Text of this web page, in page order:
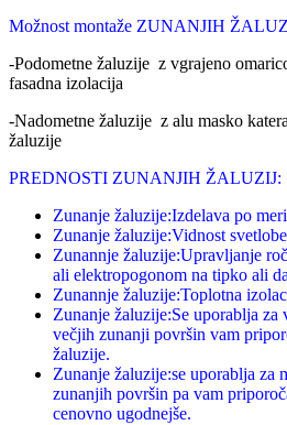
Možnost montaže ZUNANJIH
-Podometne žaluzije z vgrajeno
fasadna izolacija
-Nadometne žaluzije z alu masko
žaluzije
PREDNOSTI ZUNANJIH ŽALUZIJ:
Zunanje žaluzije:Izdelava po
Zunanje žaluzije:Vidnost
Zunannje žaluzije:Upravljanje
ali elektropogonom na tipko ali
Zunannje žaluzije:Toplotna
Zunanje žaluzije:Se uporablja za
večjih zunanji površin vam
žaluzije.
Zunanje žaluzije:se uporablja za
zunanjih površin pa vam
cenovno ugodnejše.